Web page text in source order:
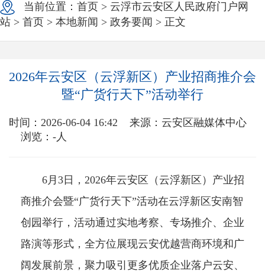
当前位置： 首页 > 云浮市云安区人民政府门户网
站 > 首页 > 本地新闻 > 政务要闻 > 正文
2026年云安区（云浮新区）产业招商推介会
暨“广货行天下”活动举行
时间：2026-06-04 16:42
来源：云安区融媒体中心
浏览： -人
6月3日，2026年云安区（云浮新区）产业招
商推介会暨“广货行天下”活动在云浮新区安南智
创园举行，活动通过实地考察、专场推介、企业
路演等形式，全方位展现云安优越营商环境和广
阔发展前景，聚力吸引更多优质企业落户云安、